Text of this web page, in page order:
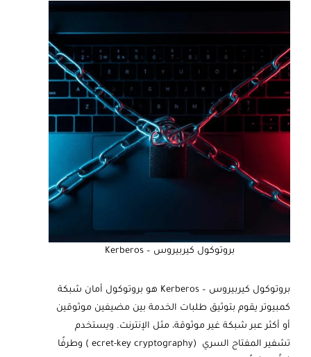
بروتوكول كيربيروس – Kerberos
بروتوكول كيربيروس – Kerberos هو بروتوكول أمان شبكة
كمبيوتر يقوم بتوثيق طلبات الخدمة بين مضيفين موثوقين
أو أكثر عبر شبكة غير موثوقة، مثل الإنترنت. ويستخدم
تشفير المفتاح السري (ecret-key cryptography ) وطرفًا